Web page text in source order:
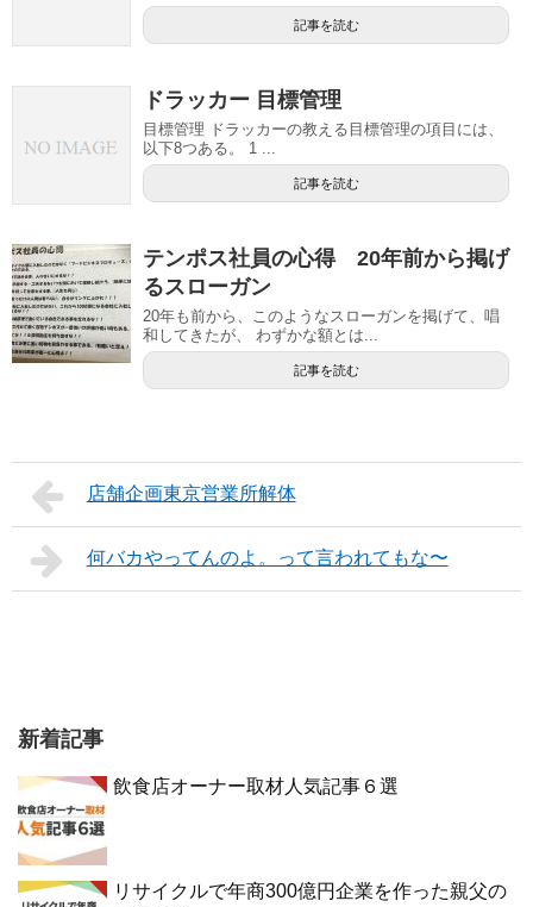
記事を読む
ドラッカー 目標管理
目標管理 ドラッカーの教える目標管理の項目には、
以下8つある。 1 ...
記事を読む
テンポス社員の心得 20年前から掲げ
るスローガン
20年も前から、このようなスローガンを掲げて、唱
和してきたが、 わずかな額とは...
記事を読む
店舗企画東京営業所解体
何バカやってんのよ。って言われてもな〜
新着記事
飲食店オーナー取材人気記事６選
リサイクルで年商300億円企業を作った親父の